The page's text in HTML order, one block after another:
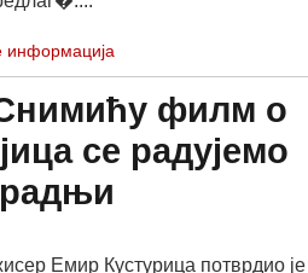
информација
филм о
се радујемо
Емир Кустурица потврдио је